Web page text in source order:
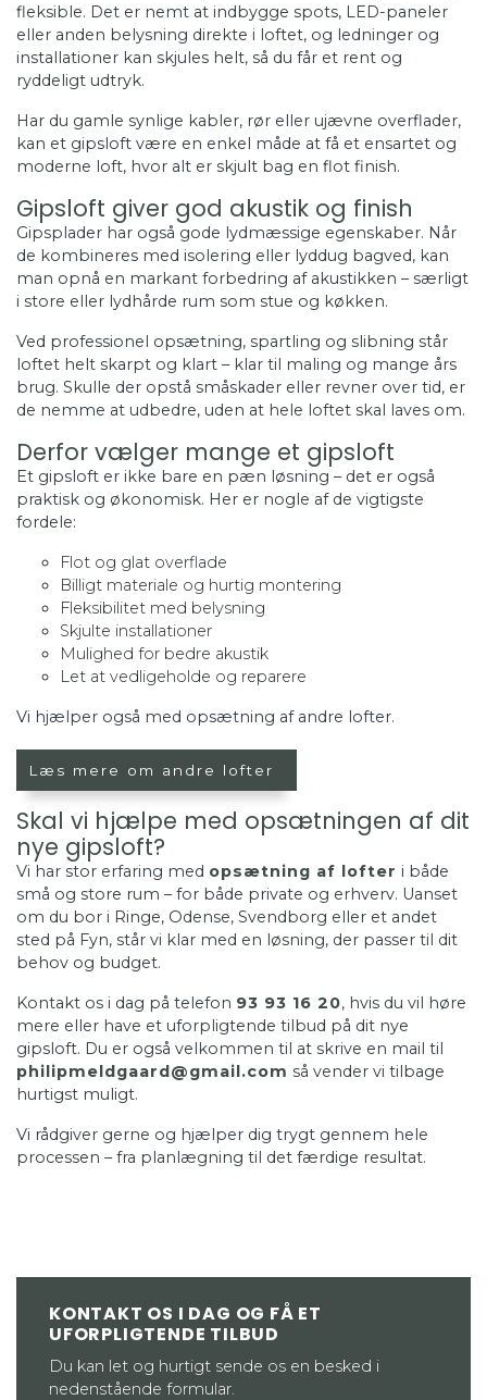
fleksible. Det er nemt at indbygge spots, LED-paneler
eller anden belysning direkte i loftet, og ledninger og
installationer kan skjules helt, så du får et rent og
ryddeligt udtryk.
Har du gamle synlige kabler, rør eller ujævne overflader,
kan et gipsloft være en enkel måde at få et ensartet og
moderne loft, hvor alt er skjult bag en flot finish.
Gipsloft giver god akustik og finish
Gipsplader har også gode lydmæssige egenskaber. Når
de kombineres med isolering eller lyddug bagved, kan
man opnå en markant forbedring af akustikken – særligt
i store eller lydhårde rum som stue og køkken.
Ved professionel opsætning, spartling og slibning står
loftet helt skarpt og klart – klar til maling og mange års
brug. Skulle der opstå småskader eller revner over tid, er
de nemme at udbedre, uden at hele loftet skal laves om.
Derfor vælger mange et gipsloft
Et gipsloft er ikke bare en pæn løsning – det er også
praktisk og økonomisk. Her er nogle af de vigtigste
fordele:
Flot og glat overflade
Billigt materiale og hurtig montering
Fleksibilitet med belysning
Skjulte installationer
Mulighed for bedre akustik
Let at vedligeholde og reparere
Vi hjælper også med opsætning af andre lofter.
Læs mere om andre lofter
Skal vi hjælpe med opsætningen af dit
nye gipsloft?
Vi har stor erfaring med opsætning af lofter i både
små og store rum – for både private og erhverv. Uanset
om du bor i Ringe, Odense, Svendborg eller et andet
sted på Fyn, står vi klar med en løsning, der passer til dit
behov og budget.
Kontakt os i dag på telefon 93 93 16 20, hvis du vil høre
mere eller have et uforpligtende tilbud på dit nye
gipsloft. Du er også velkommen til at skrive en mail til
philipmeldgaard@gmail.com så vender vi tilbage
hurtigst muligt.
Vi rådgiver gerne og hjælper dig trygt gennem hele
processen – fra planlægning til det færdige resultat.
KONTAKT OS I DAG OG FÅ ET
UFORPLIGTENDE TILBUD
Du kan let og hurtigt sende os en besked i
nedenstående formular.